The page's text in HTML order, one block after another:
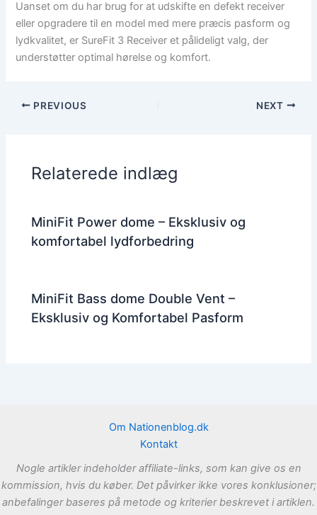
Uanset om du har brug for at udskifte en defekt receiver
eller opgradere til en model med mere præcis pasform og
lydkvalitet, er SureFit 3 Receiver et pålideligt valg, der
understøtter optimal hørelse og komfort.
PREVIOUS NEXT
Relaterede indlæg
MiniFit Power dome – Eksklusiv og
komfortabel lydforbedring
MiniFit Bass dome Double Vent –
Eksklusiv og Komfortabel Pasform
Om Nationenblog.dk
Kontakt
Nogle artikler indeholder affiliate-links, som kan give os en
kommission, hvis du køber. Det påvirker ikke vores konklusioner;
anbefalinger baseres på metode og kriterier beskrevet i artiklen.